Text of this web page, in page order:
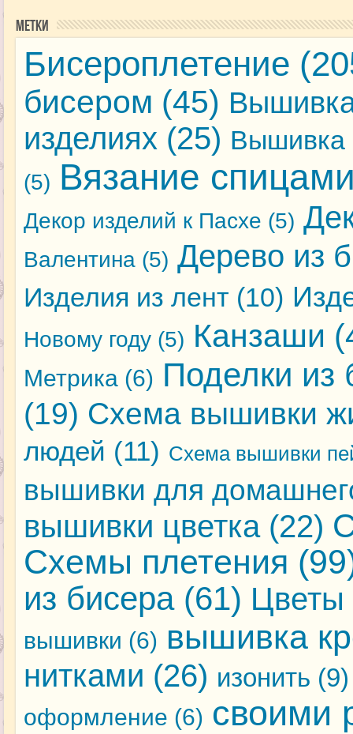
Метки
Бисероплетение
бисером (45)
изделиях (25) Вышивка
(5) Вязание
Декор изделий к Пасхе (5)
Валентина(5) Дерево из
Изделия из лент (10)
Новому году(5) Канзаши
Метрика(6) Поделки из
(19) Схема вышивки
людей (11) Схема вышивки
вышивки для
вышивки цветка(22)
Схемы плетения
из бисера(61) Цветы
вышивки (6) вышивка
нитками (26) изонить (9)
оформление (6) своими